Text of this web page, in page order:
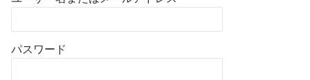
パスワード